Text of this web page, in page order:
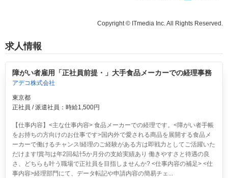
Copyright © ITmedia Inc. All Rights Reserved.
求人情報
障がい者雇用「正社員前提・」大手食品メーカーでの経理事務
アデコ株式会社
東京都
正社員 / 派遣社員：時給1,500円
【仕事内容】<主な仕事内容> 食品メーカーでの経理です。<障がい者手帳
をお持ちの方向けのお仕事です>国内外で愛される商品を展開する食品メ
ーカーで働けるチャンス!経理のご経験がある方は即戦力としてご活躍いた
だけます!賞与は年2回&計5か月分の支給実績あり 働きやすさと待遇の良
さ、どちらも叶う職場で正社員を目指しませんか? <仕事内容の補足> <仕
事内容>経理部門にて、データ転記や申請内容の簡易チェ...